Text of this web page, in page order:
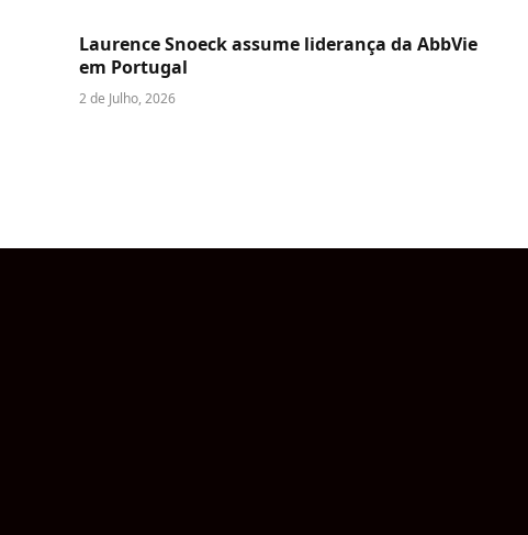
Laurence Snoeck assume liderança da AbbVie
em Portugal
2 de Julho, 2026